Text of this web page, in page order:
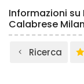
Informazioni
Calabrese
Ricerca